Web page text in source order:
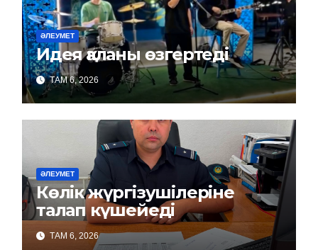
ӘЛЕУМЕТ
Идея қаланы өзгертеді
ТАМ 6, 2026
ӘЛЕУМЕТ
Көлік жүргізушілеріне
талап күшейеді
ТАМ 6, 2026